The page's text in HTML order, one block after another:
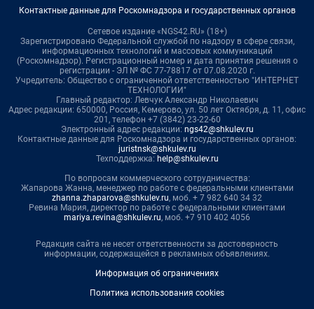
Контактные данные для Роскомнадзора и государственных органов
Сетевое издание «NGS42.RU» (18+)
Зарегистрировано Федеральной службой по надзору в сфере связи,
информационных технологий и массовых коммуникаций
(Роскомнадзор). Регистрационный номер и дата принятия решения о
регистрации - ЭЛ № ФС 77-78817 от 07.08.2020 г.
Учредитель: Общество с ограниченной ответственностью "ИНТЕРНЕТ
ТЕХНОЛОГИИ"
Главный редактор: Левчук Александр Николаевич
Адрес редакции: 650000, Россия, Кемерово, ул. 50 лет Октября, д. 11, офис
201, телефон +7 (3842) 23-22-60
Электронный адрес редакции: ngs42@shkulev.ru
Контактные данные для Роскомнадзора и государственных органов:
juristnsk@shkulev.ru
Техподдержка: help@shkulev.ru
По вопросам коммерческого сотрудничества:
Жапарова Жанна, менеджер по работе с федеральными клиентами
zhanna.zhaparova@shkulev.ru, моб. + 7 982 640 34 32
Ревина Мария, директор по работе с федеральными клиентами
mariya.revina@shkulev.ru, моб. +7 910 402 4056
Редакция сайта не несет ответственности за достоверность
информации, содержащейся в рекламных объявлениях.
Информация об ограничениях
Политика использования cookies